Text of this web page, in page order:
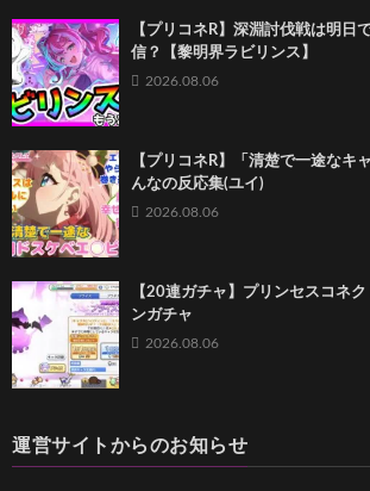
【プリコネR】深淵討伐戦は明日
信？【黎明界ラビリンス】
2026.08.06
【プリコネR】「清楚で一途なキ
んなの反応集(ユイ)
2026.08.06
【20連ガチャ】プリンセスコネ
ンガチャ
2026.08.06
運営サイトからのお知らせ